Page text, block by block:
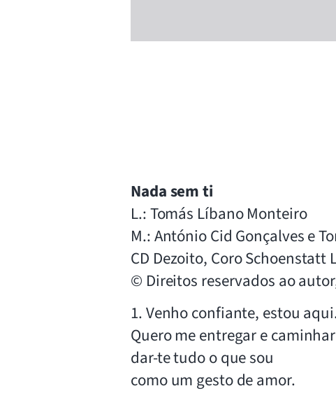
Nada sem ti
L.: Tomás Líbano Monteiro
M.: António Cid Gonçalves e
CD Dezoito, Coro Schoenstatt
© Direitos reservados ao
1. Venho confiante, estou
Quero me entregar e
dar-te tudo o que sou
como um gesto de amor.